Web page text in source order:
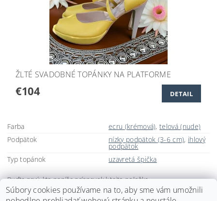
ŽLTÉ SVADOBNÉ TOPÁNKY NA PLATFORME
€104 DETAIL
Farba ecru (krémová),telová (nude)
Podpätok
nízky podpätok (3-6 cm), ihlový
podpätok
Typ topánok
uzavretá špička
Buďte prvý, kto napíše príspevok k tejto položke.
Pridať komentár
Súbory cookies používame na to, aby sme vám umožnili